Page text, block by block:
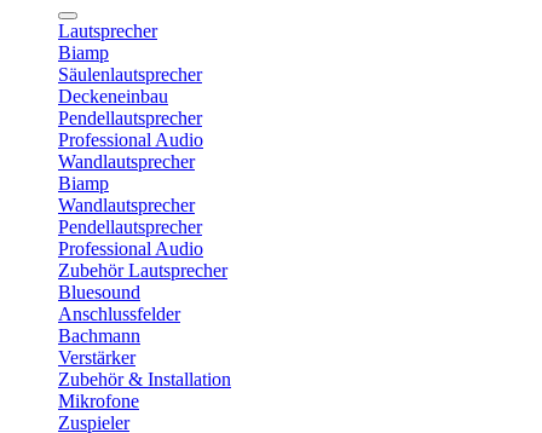
Lautsprecher
Biamp
Säulenlautsprecher
Deckeneinbau
Pendellautsprecher
Professional Audio
Wandlautsprecher
Biamp
Wandlautsprecher
Pendellautsprecher
Professional Audio
Zubehör Lautsprecher
Bluesound
Anschlussfelder
Bachmann
Verstärker
Zubehör & Installation
Mikrofone
Zuspieler